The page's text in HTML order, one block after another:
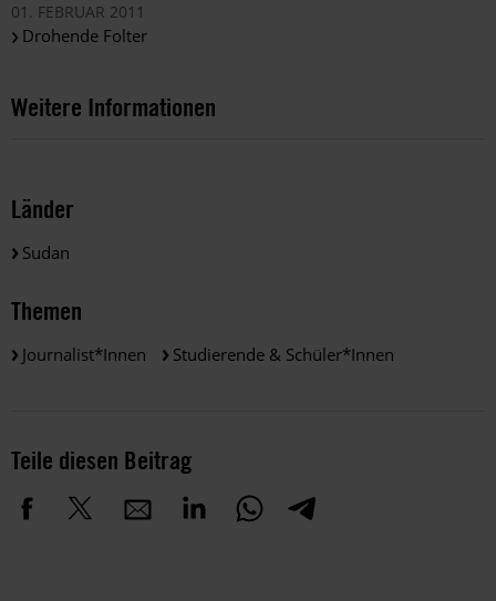
01. FEBRUAR 2011
Drohende Folter
Weitere Informationen
Länder
Sudan
Themen
Journalist*innen Studierende & Schüler*innen
Teile diesen Beitrag